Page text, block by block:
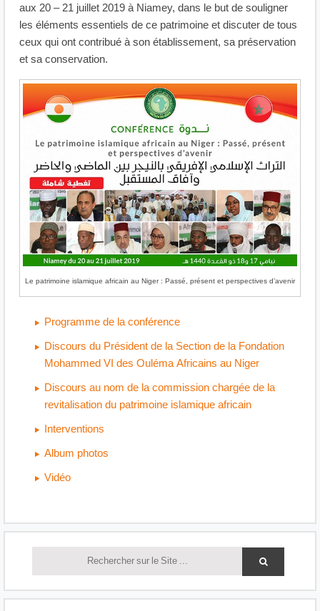
aux 20 – 21 juillet 2019 à Niamey, dans le but de souligner
les éléments essentiels de ce patrimoine et discuter de tous
ceux qui ont contribué à son établissement, sa préservation
et sa conservation.
Le patrimoine islamique africain au Niger : Passé, présent et perspectives d’avenir
Programme de la conférence
Discours du Président de la Section de la Fondation
Mohammed VI des Ouléma Africains au Niger
Discours au nom de la commission chargée de la
revitalisation du patrimoine islamique africain
Interventions
Album photos
Vidéo